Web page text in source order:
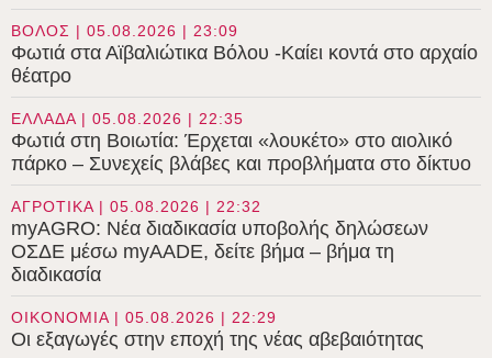
ΒΟΛΟΣ | 05.08.2026 | 23:09
Φωτιά στα Αϊβαλιώτικα Βόλου -Καίει κοντά στο αρχαίο
θέατρο
ΕΛΛΑΔΑ | 05.08.2026 | 22:35
Φωτιά στη Βοιωτία: Έρχεται «λουκέτο» στο αιολικό
πάρκο – Συνεχείς βλάβες και προβλήματα στο δίκτυο
ΑΓΡΟΤΙΚΑ | 05.08.2026 | 22:32
myAGRO: Νέα διαδικασία υποβολής δηλώσεων
ΟΣΔΕ μέσω myAADE, δείτε βήμα – βήμα τη
διαδικασία
ΟΙΚΟΝΟΜΙΑ | 05.08.2026 | 22:29
Οι εξαγωγές στην εποχή της νέας αβεβαιότητας